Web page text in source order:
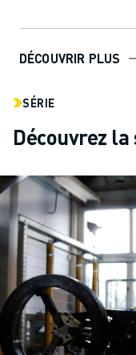
DÉCOUVRIR PLUS
SÉRIE
Découvrez